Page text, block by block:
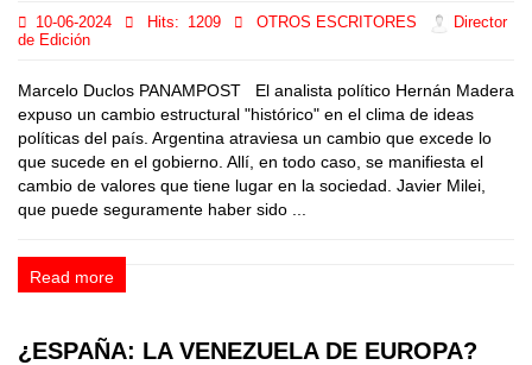
10-06-2024 Hits: 1209 OTROS ESCRITORES
Director
de Edición
Marcelo Duclos PANAMPOST El analista político Hernán Madera
expuso un cambio estructural "histórico" en el clima de ideas
políticas del país. Argentina atraviesa un cambio que excede lo
que sucede en el gobierno. Allí, en todo caso, se manifiesta el
cambio de valores que tiene lugar en la sociedad. Javier Milei,
que puede seguramente haber sido ...
Read more
¿ESPAÑA: LA VENEZUELA DE EUROPA?